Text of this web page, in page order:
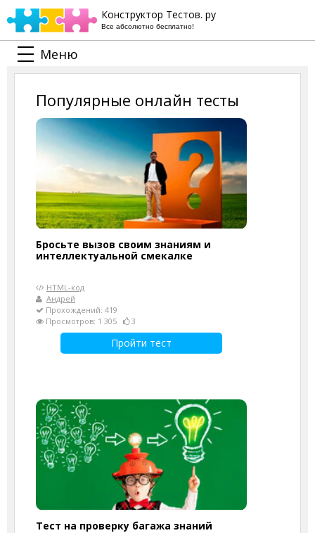
Конструктор Тестов. ру
Все абсолютно бесплатно!
Меню
Популярные онлайн тесты
Бросьте вызов своим знаниям и
интеллектуальной смекалке
HTML-код
Андрей
Прохождений: 419
Просмотров: 1 305
3
Пройти тест
Тест на проверку багажа знаний